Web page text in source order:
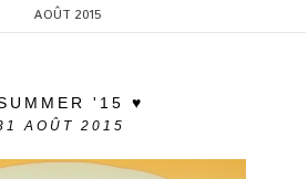
AOÛT 2015
'15 ♥
AOÛT 2015